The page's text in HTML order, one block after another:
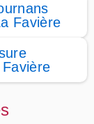
Favière